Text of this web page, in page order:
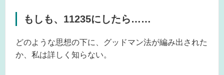
もしも、11235にしたら……
どのような思想の下に、グッドマン法が編み出された
か、私は詳しく知らない。